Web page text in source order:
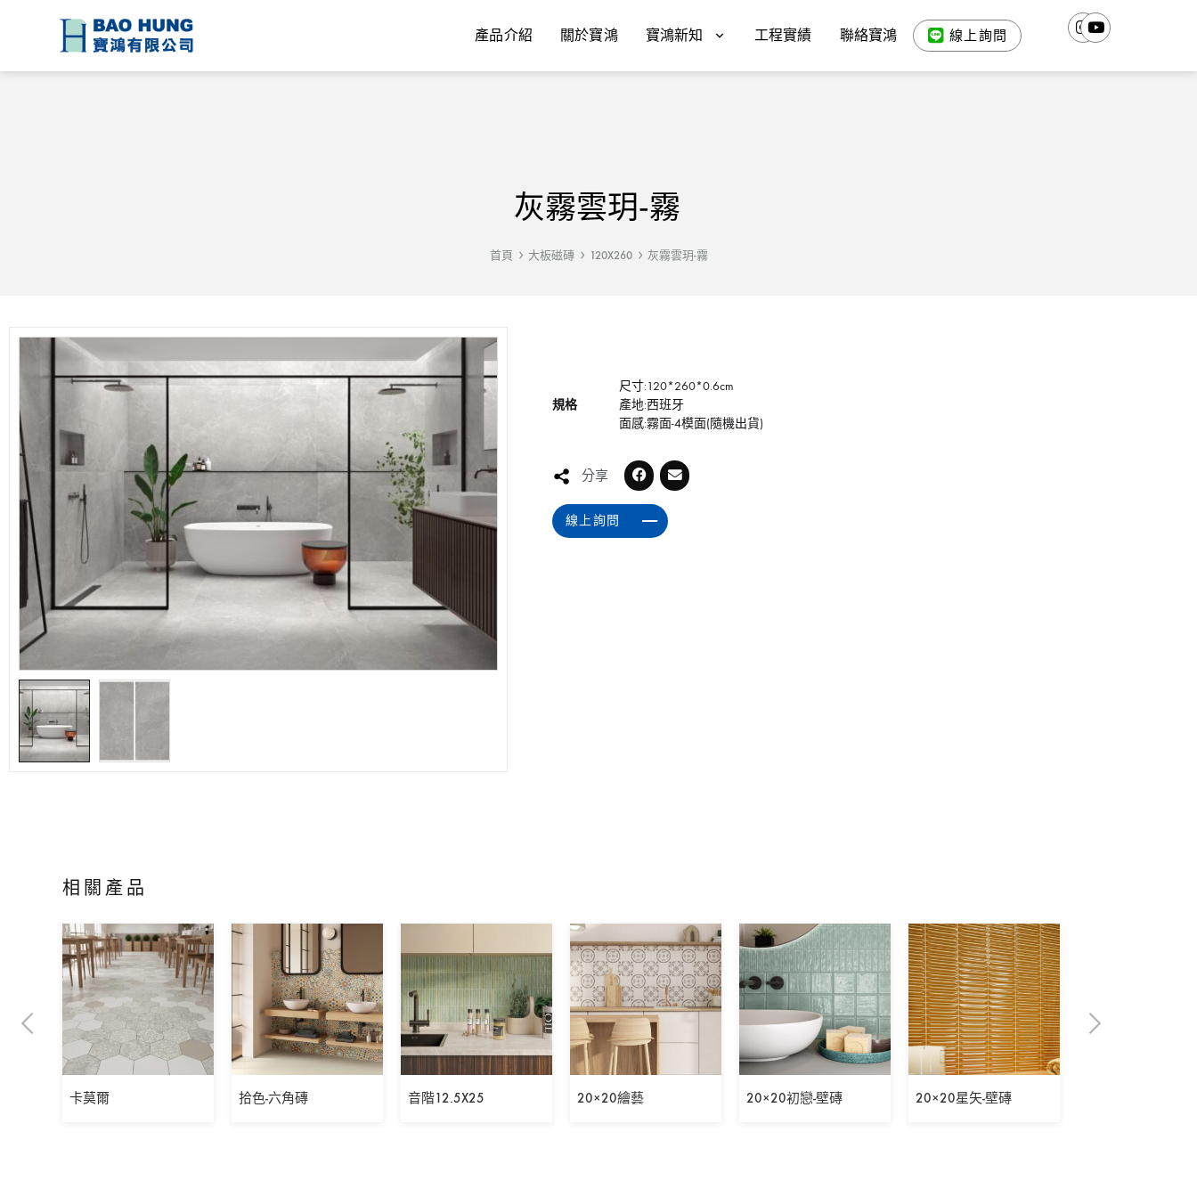
產品介紹 關於寶鴻 寶鴻新知 工程實績 聯絡寶鴻 線上詢問
灰霧雲玥-霧
首頁 大板磁磚 120X260 灰霧雲玥-霧
規格
尺寸:120*260*0.6cm
產地:西班牙
面感:霧面-4模面(隨機出貨)
分享
線上詢問
相關產品
卡莫爾 拾色-六角磚 音階12.5X25 20×20繪藝 20×20初戀-壁磚 20×20星矢-壁磚